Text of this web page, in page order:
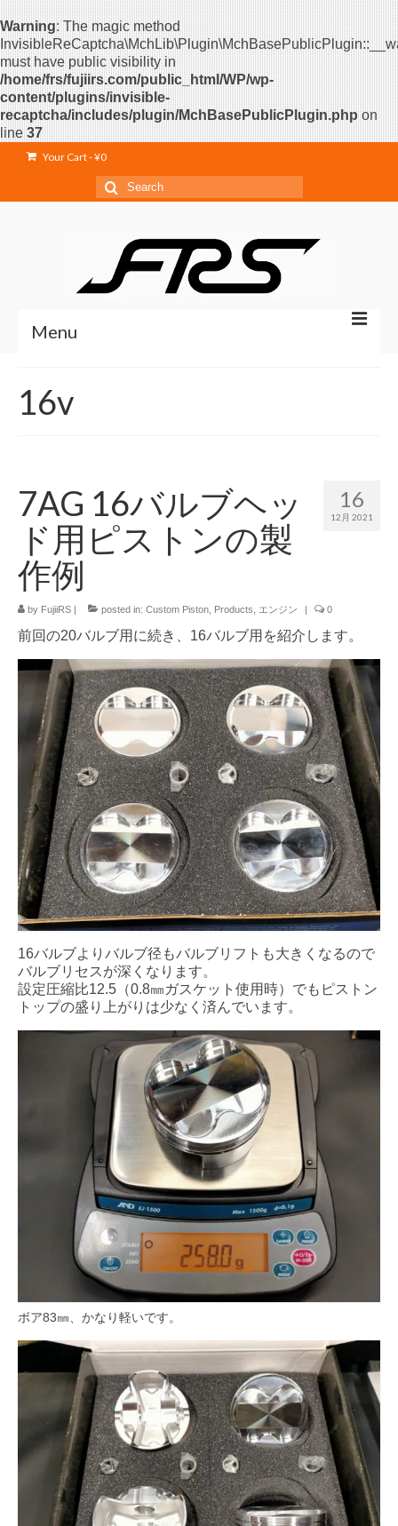
Warning: The magic method
must have public visibility in
/home/frs/fujiirs.com/public_html/WP/wp-
content/plugins/invisible-
recaptcha/includes/plugin/MchBasePublicPlugin.php on
line 37
Your Cart-¥0
Search
for:
Menu
Service
Shop
Blog
Info
16v
16
12月 2021
7AG 16バルブヘッ
ド用ピストンの製
作例
by FujiiRS | posted in: Custom Piston Products エンジン | 0
前回の20バルブ用に続き、16バルブ用を紹介します。
16バルブよりバルブ径もバルブリフトも大きくなるので
バルブリセスが深くなります。
設定圧縮比12.5（0.8㎜ガスケット使用時）でもピストン
トップの盛り上がりは少なく済んでいます。
ボア83㎜、かなり軽いです。